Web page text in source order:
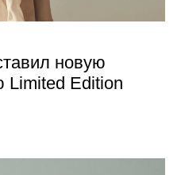
новую
Limited Edition